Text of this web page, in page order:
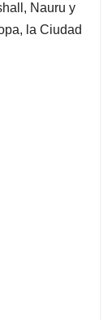
Nauru y
la Ciudad